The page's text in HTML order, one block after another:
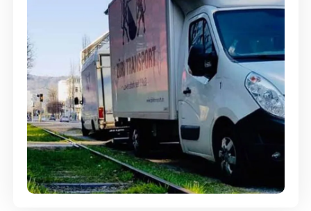
Ein- und Auspackservice